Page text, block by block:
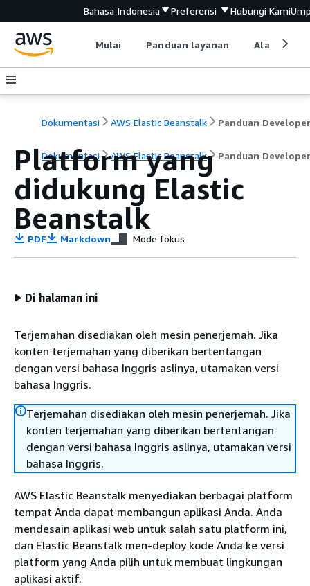
Bahasa Indonesia Preferensi Hubungi Kami
Mulai Panduan layanan Alat
Dokumentasi AWS Elastic Beanstalk Panduan Developer
Dokumentasi AWS Elastic Beanstalk Panduan Developer
Platform yang
didukung Elastic
Beanstalk
PDF Markdown Mode fokus
Di halaman ini
Terjemahan disediakan oleh mesin penerjemah. Jika
konten terjemahan yang diberikan bertentangan
dengan versi bahasa Inggris aslinya, utamakan versi
bahasa Inggris.
Terjemahan disediakan oleh mesin penerjemah. Jika
konten terjemahan yang diberikan bertentangan
dengan versi bahasa Inggris aslinya, utamakan versi
bahasa Inggris.
AWS Elastic Beanstalk menyediakan berbagai platform
tempat Anda dapat membangun aplikasi Anda. Anda
mendesain aplikasi web untuk salah satu platform ini,
dan Elastic Beanstalk men-deploy kode Anda ke versi
platform yang Anda pilih untuk membuat lingkungan
aplikasi aktif.